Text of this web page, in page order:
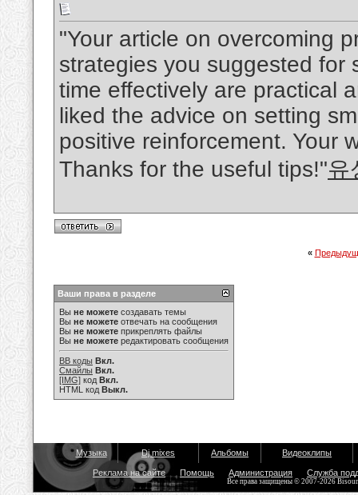
"Your article on overcoming
strategies you suggested for
time effectively are practical
liked the advice on setting
positive reinforcement. Your
Thanks for the useful tips!"유
«
Ваши права в разделе
Вы не можете создавать темы
Вы не можете отвечать на сообщения
Вы не можете прикреплять файлы
Вы не можете редактировать сообщения
BB коды Вкл.
Смайлы Вкл.
[IMG] код Вкл.
HTML код Выкл.
Музыка Dj mixes Альбомы Видеоклипы
Реклама на сайте Помощь Администрация Служба
Все права защищены © 2007-2026